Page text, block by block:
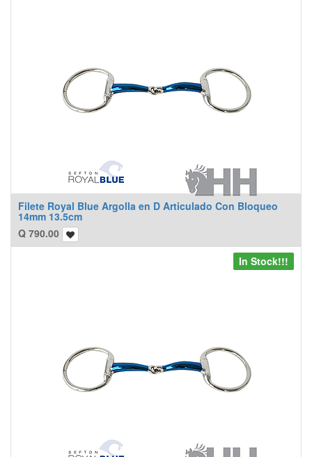
Filete Royal Blue Argolla en D Articulado Con Bloqueo
14mm 13.5cm
Q 790.00
In Stock!!!